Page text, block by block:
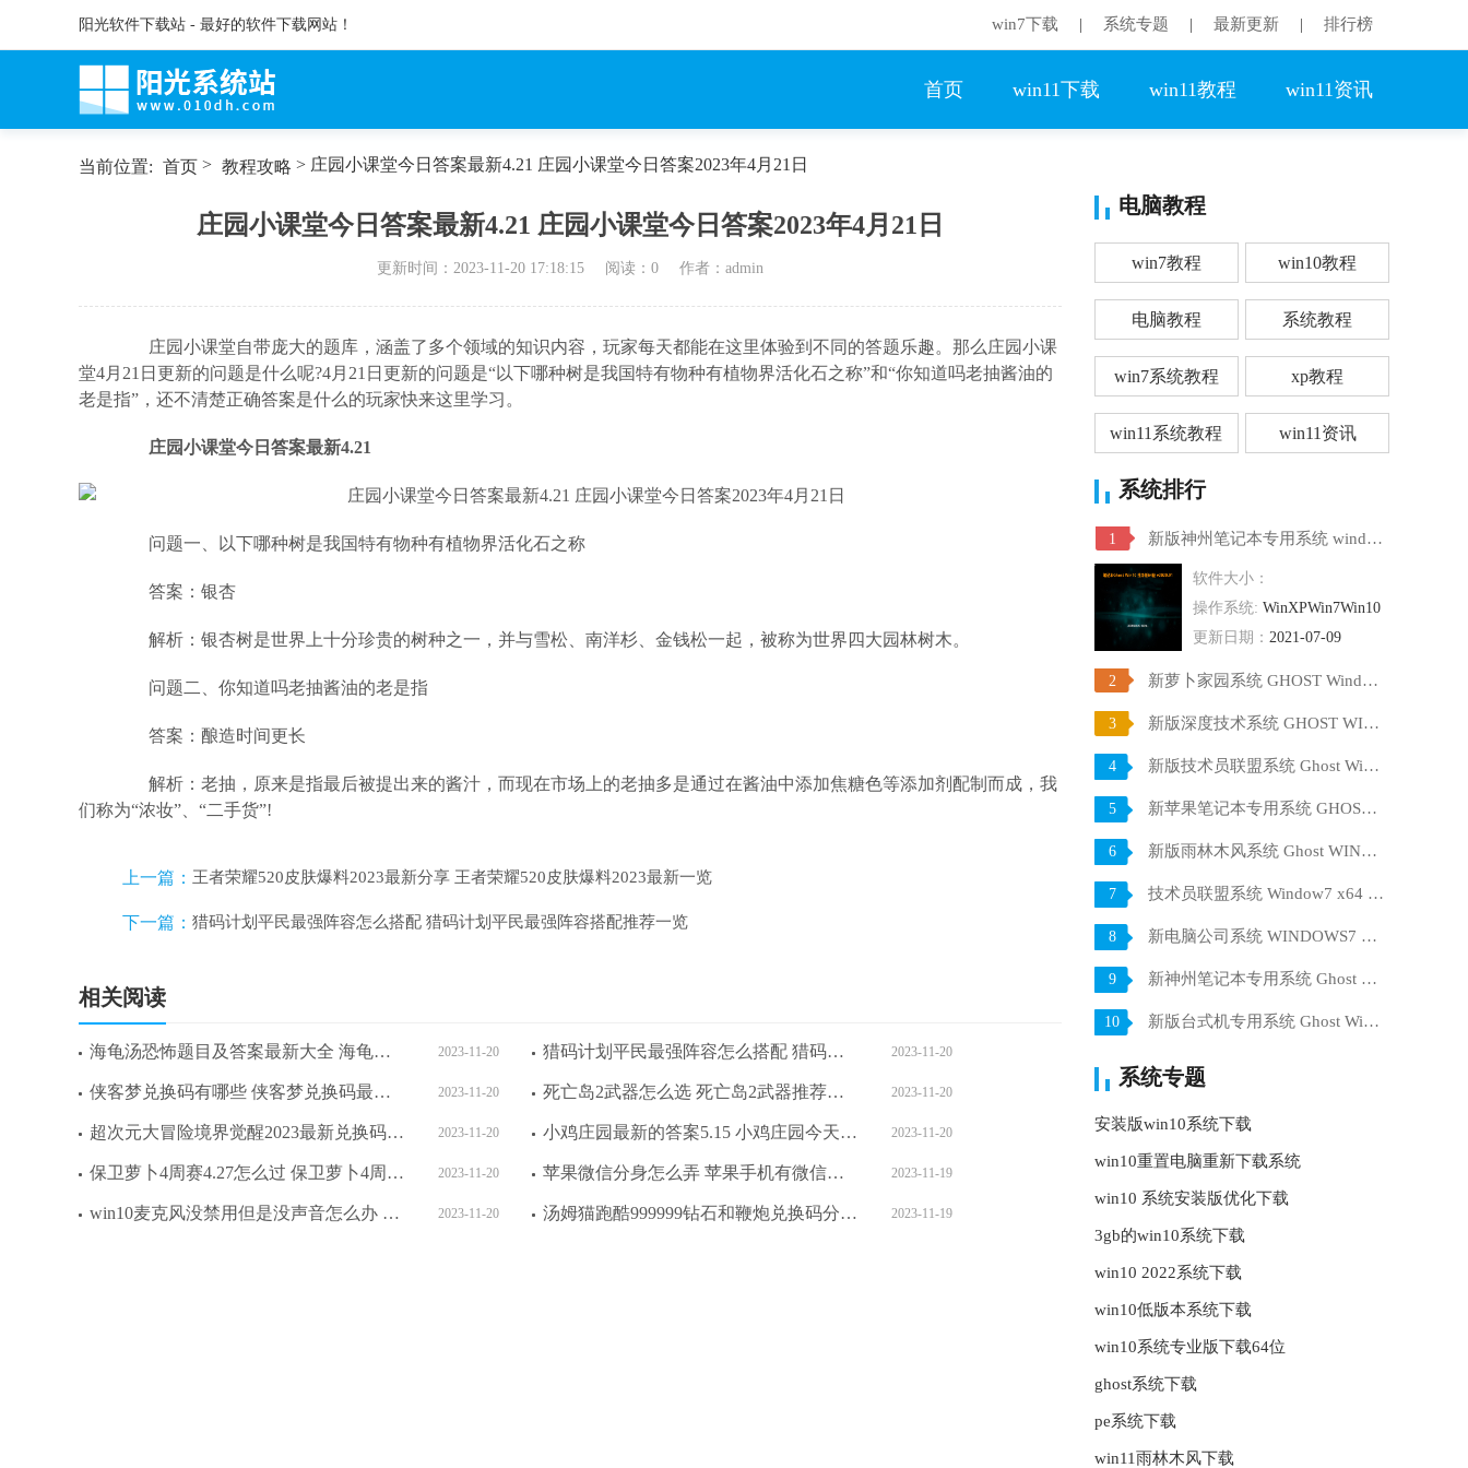
阳光软件下载站 - 最好的软件下载网站！ win7下载 系统专题 最新更新 排行榜
首页 win11下载 win11教程 win11资讯
当前位置: 首页 > 教程攻略 > 庄园小课堂今日答案最新4.21 庄园小课堂今日答案2023年4月21日
庄园小课堂今日答案最新4.21 庄园小课堂今日答案2023年4月21日
更新时间： 2023-11-20 17:18:15 阅读： 0 作者：admin
庄园小课堂自带庞大的题库，涵盖了多个领域的知识内容，玩家每天都能在这里体验到不同的答题乐趣。那么庄园小课
堂4月21日更新的问题是什么呢?4月21日更新的问题是“以下哪种树是我国特有物种有植物界活化石之称”和“你知道吗老抽酱油的
老是指”，还不清楚正确答案是什么的玩家快来这里学习。
庄园小课堂今日答案最新4.21
问题一、以下哪种树是我国特有物种有植物界活化石之称
答案：银杏
解析：银杏树是世界上十分珍贵的树种之一，并与雪松、南洋杉、金钱松一起，被称为世界四大园林树木。
问题二、你知道吗老抽酱油的老是指
答案：酿造时间更长
解析：老抽，原来是指最后被提出来的酱汁，而现在市场上的老抽多是通过在酱油中添加焦糖色等添加剂配制而成，我
们称为“浓妆”、“二手货”!
上一篇： 王者荣耀520皮肤爆料2023最新分享 王者荣耀520皮肤爆料2023最新一览
下一篇： 猎码计划平民最强阵容怎么搭配 猎码计划平民最强阵容搭配推荐一览
相关阅读
海龟汤恐怖题目及答案最新大全 海龟汤恐怖题目及答案分享一览 2023-11-20
侠客梦兑换码有哪些 侠客梦兑换码最新2023 2023-11-20
超次元大冒险境界觉醒2023最新兑换码 超次元大冒险境界觉醒最强阵容搭配攻略 2023-11-20
保卫萝卜4周赛4.27怎么过 保卫萝卜4周赛4.27攻略 2023-11-20
win10麦克风没禁用但是没声音怎么办 win10麦克风没禁用但是没声音解决方法 2023-11-20
猎码计划平民最强阵容怎么搭配 猎码计划平民最强阵容搭配推荐一览 2023-11-20
死亡岛2武器怎么选 死亡岛2武器推荐介绍 2023-11-20
小鸡庄园最新的答案5.15 小鸡庄园今天答案最新版2023.5.15 2023-11-20
苹果微信分身怎么弄 苹果手机有微信分身功能吗 2023-11-19
汤姆猫跑酷999999钻石和鞭炮兑换码分享 汤姆猫跑酷999999钻石和鞭炮兑换码大全 2023-11-19
电脑教程
win7教程 win10教程
电脑教程 系统教程
win7系统教程 xp教程
win11系统教程 win11资讯
系统排行
1 新版神州笔记本专用系统 windows10 64位 SP1 家庭旗舰版 V2021.07
软件大小：
操作系统: WinXPWin7Win10
更新日期： 2021-07-09
2 新萝卜家园系统 GHOST Windows10 X64 SP1 稳定装机版 V2021.07
3 新版深度技术系统 GHOST WIN10 X64 SP1 通用旗舰版 V2021.07
4 新版技术员联盟系统 Ghost Win10 X64 稳定装机版 V2021.07
5 新苹果笔记本专用系统 GHOST Window7 86 官方稳定版 V2021.07
6 新版雨林木风系统 Ghost WINDOWS7 X32位 SP1 快速装机版 V2021.07
7 技术员联盟系统 Window7 x64 旗舰版原版ISO下载 V2021.07
8 新电脑公司系统 WINDOWS7 X32位 装机旗舰版下载 V2021.07
9 新神州笔记本专用系统 Ghost win7 x64 装机稳定版 V2021.07
10 新版台式机专用系统 Ghost Win10 32位 旗舰版 V2021.07
系统专题
安装版win10系统下载
win10重置电脑重新下载系统
win10 系统安装版优化下载
3gb的win10系统下载
win10 2022系统下载
win10低版本系统下载
win10系统专业版下载64位
ghost系统下载
pe系统下载
win11雨林木风下载